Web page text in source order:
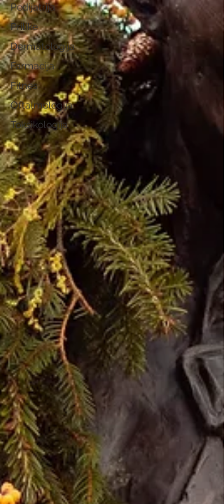
Pedijatrija
Prilike
Dermatologija
Farmacija
Fitnes
Oftalmologija
Toksikologija